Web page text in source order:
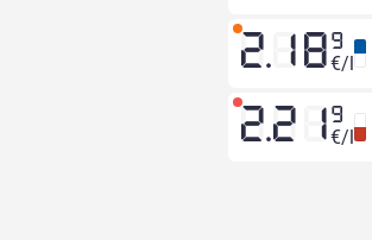
2.18 9
€/l
2.21 9
€/l